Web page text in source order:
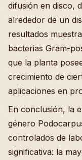
difusión en disco,
alrededor de un
resultados
bacterias Gram-
que la planta
crecimiento de
aplicaciones en
En conclusión, la
género
controlados de
significativa: la